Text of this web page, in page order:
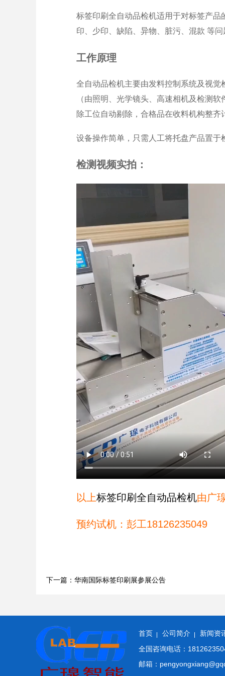
标签印刷全自动品检机适用于对标签产
印、少印、缺陷、异物、脏污、混款 等问
工作原理
全自动品检机主要由发料控制系统及视
（由照明、光学镜头、高速相机及检测
除工位自动剔除，合格品在收料机构整齐
设备操作简单，只需人工将托盘产品置
检测视频实拍：
以上标签印刷全自动品检机由广
预约试机：彭工18126235049
下一篇：华南国际标签印刷展参展公告
首页 公司简介 新闻资
全国咨询电话：
邮箱：